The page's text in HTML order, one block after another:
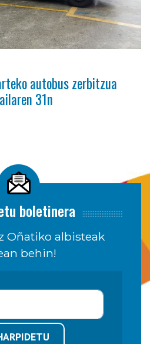
autobus zerbitzua
31n
boletinera
Oñatiko albisteak
behin!